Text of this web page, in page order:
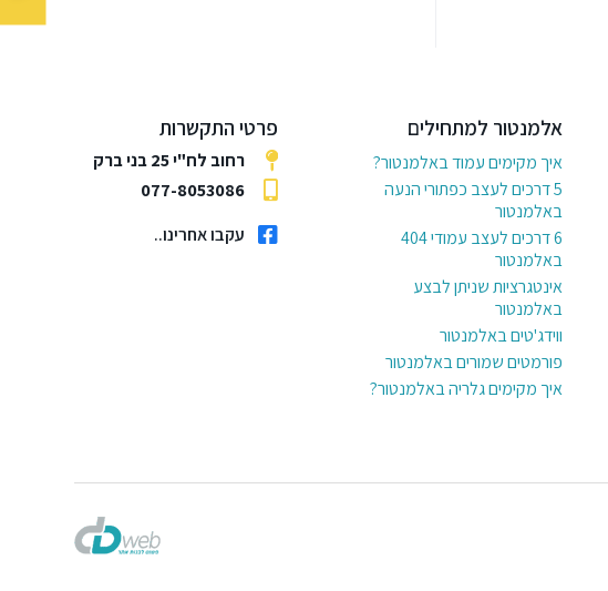
אלמנטור למתחילים
איך מקימים עמוד באלמנטור?
5 דרכים לעצב כפתורי הנעה
באלמנטור
6 דרכים לעצב עמודי 404
באלמנטור
אינטגרציות שניתן לבצע
באלמנטור
ווידג'טים באלמנטור
פורמטים שמורים באלמנטור
איך מקימים גלריה באלמנטור?
פרטי התקשרות
רחוב לח"י 25 בני ברק
077-8053086
עקבו אחרינו..